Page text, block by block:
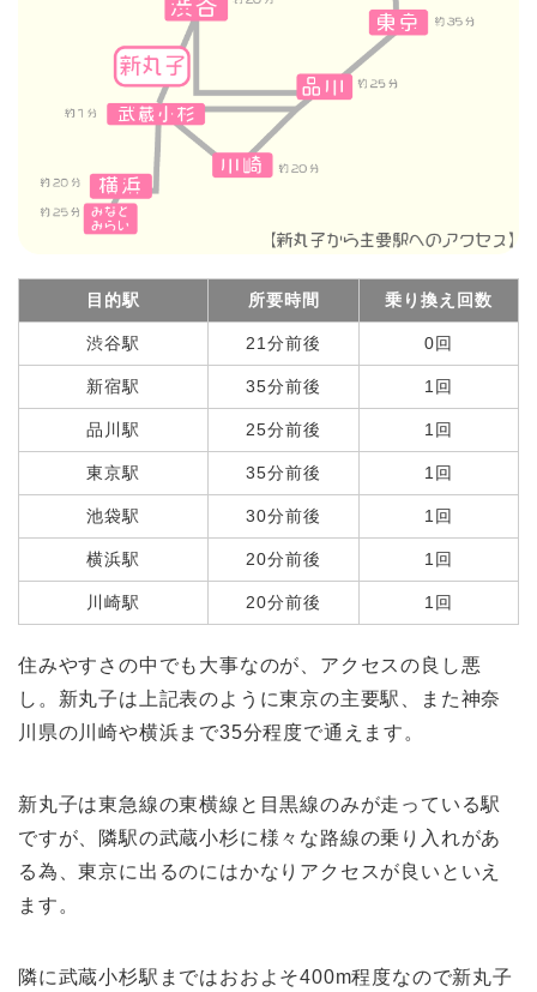
目的駅 所要時間 乗り換え回数
渋谷駅 21分前後 0回
新宿駅 35分前後 1回
品川駅 25分前後 1回
東京駅 35分前後 1回
池袋駅 30分前後 1回
横浜駅 20分前後 1回
川崎駅 20分前後 1回
住みやすさの中でも大事なのが、アクセスの良し悪
し。新丸子は上記表のように東京の主要駅、また神奈
川県の川崎や横浜まで35分程度で通えます。
新丸子は東急線の東横線と目黒線のみが走っている駅
ですが、隣駅の武蔵小杉に様々な路線の乗り入れがあ
る為、東京に出るのにはかなりアクセスが良いといえ
ます。
隣に武蔵小杉駅まではおおよそ400m程度なので新丸子